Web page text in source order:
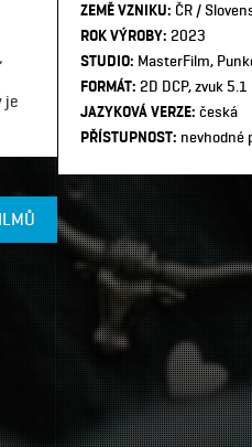
je
ZEMĚ VZNIKU: ČR /
ROK VÝROBY: 2023
STUDIO: MasterFilm,
FORMÁT: 2D DCP, zvuk 5.1
JAZYKOVÁ VERZE: česká
PŘÍSTUPNOST: nevhodné